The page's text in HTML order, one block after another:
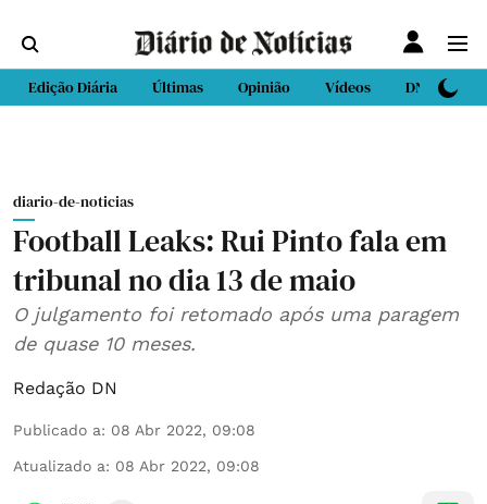
Edição Diária Últimas Opinião Vídeos DN Sport
diario-de-noticias
Football Leaks: Rui Pinto fala em
tribunal no dia 13 de maio
O julgamento foi retomado após uma paragem
de quase 10 meses.
Redação DN
Publicado a: 08 Abr 2022, 09:08
Atualizado a: 08 Abr 2022, 09:08